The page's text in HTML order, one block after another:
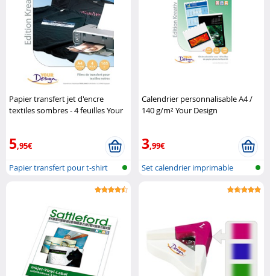
Papier transfert jet d'encre
textiles sombres - 4 feuilles Your
5,95€
Papier transfert pour t-shirt
Calendrier personnalisable A4 /
140 g/m² Your Design
3,99€
Set calendrier imprimable